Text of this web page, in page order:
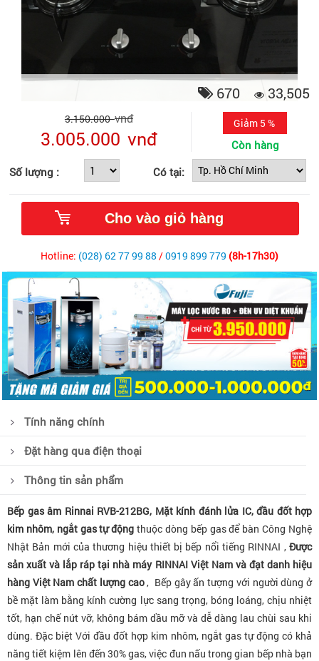
670 33,505
3.150.000vnđ
3.005.000 vnđ
Giảm 5 %
Còn hàng
Số lượng :
Có tại:
Hotline: (028) 62 77 99 88 /0919 899 779 (8h-17h30)
Tính năng chính
Đặt hàng qua điện thoại
Thông tin sản phẩm
Bếp gas âm Rinnai RVB-212BG, Mặt kính đánh lửa IC, đầu đốt hợp
kim nhôm, ngắt gas tự động thuộc dòng bếp gas để bàn Công Nghệ
Nhật Bản mới của thương hiệu thiết bị bếp nổi tiếng RINNAI , Được
sản xuất và lắp ráp tại nhà máy RINNAI Việt Nam và đạt danh hiệu
hàng Việt Nam chất lượng cao, Bếp gây ấn tượng với người dùng ở
bề mặt làm bằng kính cường lực sang trọng, bóng loáng, chịu nhiệt
tốt, hạn chế nứt vỡ, không bám dầu mỡ và dễ dàng lau chùi sau khi
dùng. Đặc biệt Với đầu đốt hợp kim nhôm, ngắt gas tự động có khả
năng tiết kiệm lên đến 30% gas, việc đun nấu trong gian bếp nhà bạn